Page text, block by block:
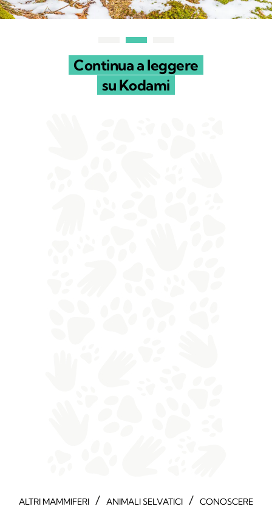
Continua a leggere
su Kodami
ALTRI MAMMIFERI / ANIMALI SELVATICI / CONOSCERE